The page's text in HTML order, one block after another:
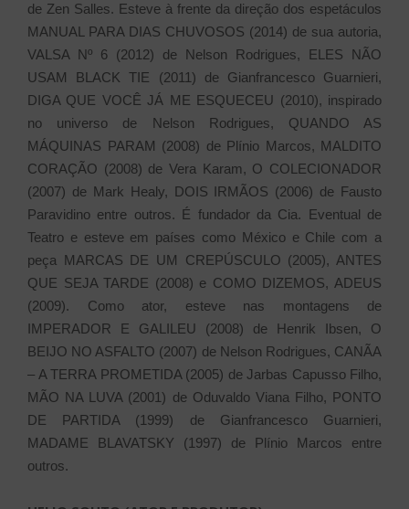
de Zen Salles. Esteve à frente da direção dos espetáculos
MANUAL PARA DIAS CHUVOSOS (2014) de sua autoria,
VALSA Nº 6 (2012) de Nelson Rodrigues, ELES NÃO
USAM BLACK TIE (2011) de Gianfrancesco Guarnieri,
DIGA QUE VOCÊ JÁ ME ESQUECEU (2010), inspirado
no universo de Nelson Rodrigues, QUANDO AS
MÁQUINAS PARAM (2008) de Plínio Marcos, MALDITO
CORAÇÃO (2008) de Vera Karam, O COLECIONADOR
(2007) de Mark Healy, DOIS IRMÃOS (2006) de Fausto
Paravidino entre outros. É fundador da Cia. Eventual de
Teatro e esteve em países como México e Chile com a
peça MARCAS DE UM CREPÚSCULO (2005), ANTES
QUE SEJA TARDE (2008) e COMO DIZEMOS, ADEUS
(2009). Como ator, esteve nas montagens de
IMPERADOR E GALILEU (2008) de Henrik Ibsen, O
BEIJO NO ASFALTO (2007) de Nelson Rodrigues, CANÃA
– A TERRA PROMETIDA (2005) de Jarbas Capusso Filho,
MÃO NA LUVA (2001) de Oduvaldo Viana Filho, PONTO
DE PARTIDA (1999) de Gianfrancesco Guarnieri,
MADAME BLAVATSKY (1997) de Plínio Marcos entre
outros.